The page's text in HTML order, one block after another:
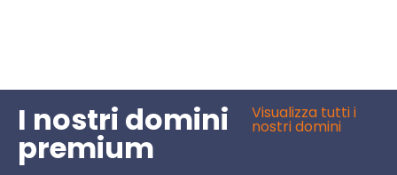
I nostri domini
premium
Visualizza tutti i
nostri domini